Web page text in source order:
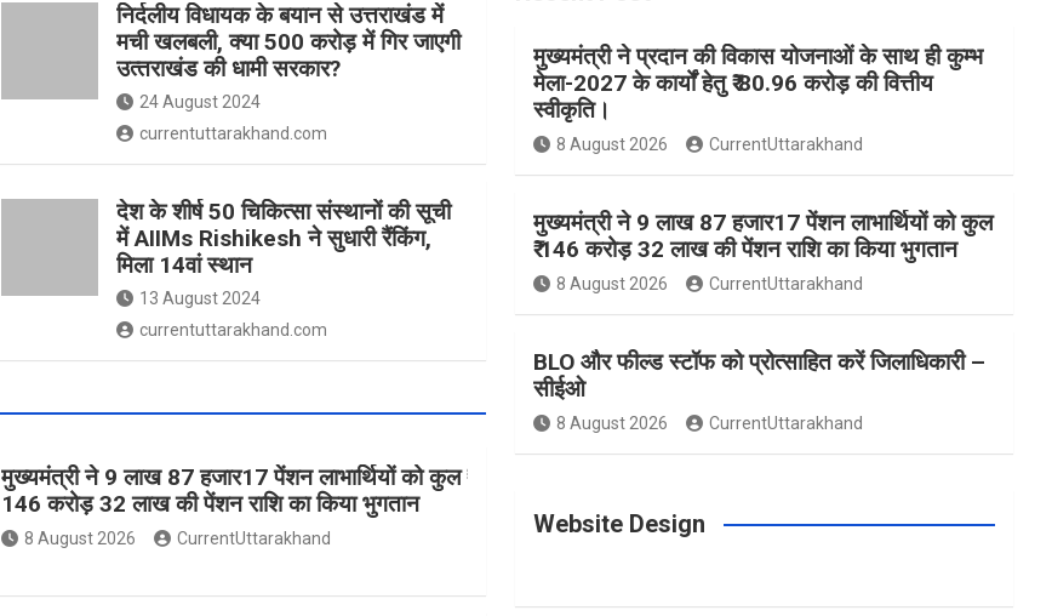
निर्दलीय विधायक के बयान से उत्तराखंड में
मची खलबली, क्‍या 500 करोड़ में गिर जाएगी
उत्‍तराखंड की धामी सरकार?
24 August 2024
currentuttarakhand.com
देश के शीर्ष 50 चिकित्सा संस्थानों की सूची
में AIIMs Rishikesh ने सुधारी रैंकिंग,
मिला 14वां स्थान
13 August 2024
currentuttarakhand.com
मुख्यमंत्री ने 9 लाख 87 हजार17 पेंशन लाभार्थियों को कुल ₹
146 करोड़ 32 लाख की पेंशन राशि का किया भुगतान
8 August 2026 CurrentUttarakhand
e
b
o
o
k
t
a
g
r
a
m
t
e
r
e
s
t
t
t
e
r
T
b
मुख्यमंत्री ने प्रदान की विकास योजनाओं के साथ ही कुम्भ
मेला-2027 के कार्यों हेतु ₹ 80.96 करोड़ की वित्तीय
स्वीकृति।
8 August 2026 CurrentUttarakhand
मुख्यमंत्री ने 9 लाख 87 हजार17 पेंशन लाभार्थियों को कुल
₹ 146 करोड़ 32 लाख की पेंशन राशि का किया भुगतान
8 August 2026 CurrentUttarakhand
BLO और फील्ड स्टॉफ को प्रोत्साहित करें जिलाधिकारी –
सीईओ
8 August 2026 CurrentUttarakhand
Website Design